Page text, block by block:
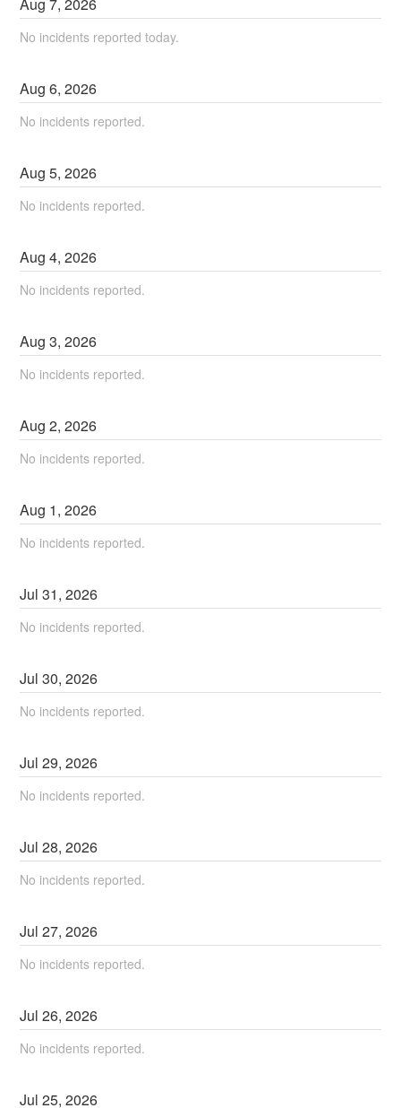
No incidents reported today.
Aug6,2026
No incidents reported.
Aug5,2026
No incidents reported.
Aug4,2026
No incidents reported.
Aug3,2026
No incidents reported.
Aug2,2026
No incidents reported.
Aug 1,2026
No incidents reported.
Jul31,2026
No incidents reported.
Jul30,2026
No incidents reported.
Jul29,2026
No incidents reported.
Jul28,2026
No incidents reported.
Jul27,2026
No incidents reported.
Jul26,2026
No incidents reported.
Jul25,2026